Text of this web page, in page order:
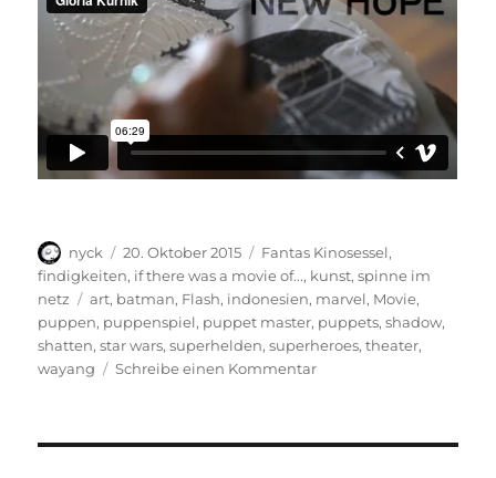
Autor
nyck
Veröffentlicht
am
20. Oktober 2015 Kategorien
Fantas Kinosessel,
findigkeiten, if there was a movie of..., kunst,spinne im
netz
Schlagwörter
art, batman, Flash, indonesien, marvel, Movie,
puppen, puppenspiel, puppet master, puppets,shadow,
shatten,star wars,superhelden,superheroes,theater,
wayang
Schreibe einen Kommentarzu